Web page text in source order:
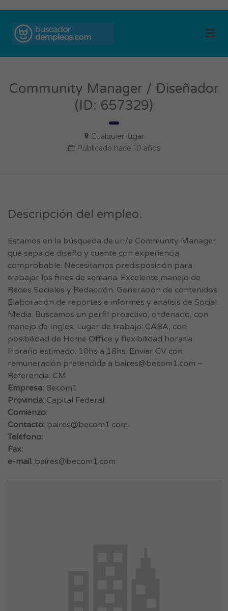
Community Manager / Diseñador
(ID: 657329)
Cualquier lugar
Publicado hace 10 años
Descripción del empleo.
Estamos en la búsqueda de un/a Community Manager
que sepa de diseño y cuente con experiencia
comprobable. Necesitamos predisposición para
trabajar los fines de semana. Excelente manejo de
Redes Sociales y Redacción. Generación de contenidos.
Elaboración de reportes e informes y análisis de Social
Media. Buscamos un perfil proactivo, ordenado, con
manejo de Ingles. Lugar de trabajo: CABA, con
posibilidad de Home Office y flexibilidad horaria.
Horario estimado: 10hs a 18hs. Enviar CV con
remuneración pretendida a baires@becom1.com –
Referencia: CM
Empresa: Becom1
Provincia: Capital Federal
Comienzo:
Contacto: baires@becom1.com
Teléfono:
Fax:
e-mail: baires@becom1.com